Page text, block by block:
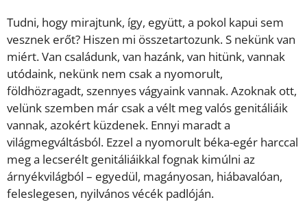
Tudni, hogy mirajtunk, így, együtt, a pokol kapui sem
vesznek erőt? Hiszen mi összetartozunk. S nekünk van
miért. Van családunk, van hazánk, van hitünk, vannak
utódaink, nekünk nem csak a nyomorult,
földhözragadt, szennyes vágyaink vannak. Azoknak ott,
velünk szemben már csak a vélt meg valós genitáliáik
vannak, azokért küzdenek. Ennyi maradt a
világmegváltásból. Ezzel a nyomorult béka-egér harccal
meg a lecserélt genitáliáikkal fognak kimúlni az
árnyékvilágból – egyedül, magányosan, hiábavalóan,
feleslegesen, nyilvános vécék padlóján.